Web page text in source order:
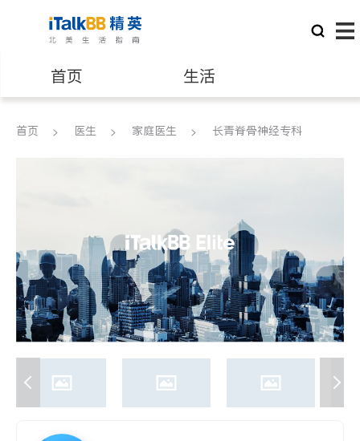
首页 生活
医生 律师
养老 非盈利组织
首页 医生 家庭医生 长青脊骨神经专科